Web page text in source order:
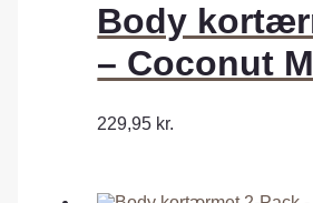
Body
– Coconut
229,95 kr.